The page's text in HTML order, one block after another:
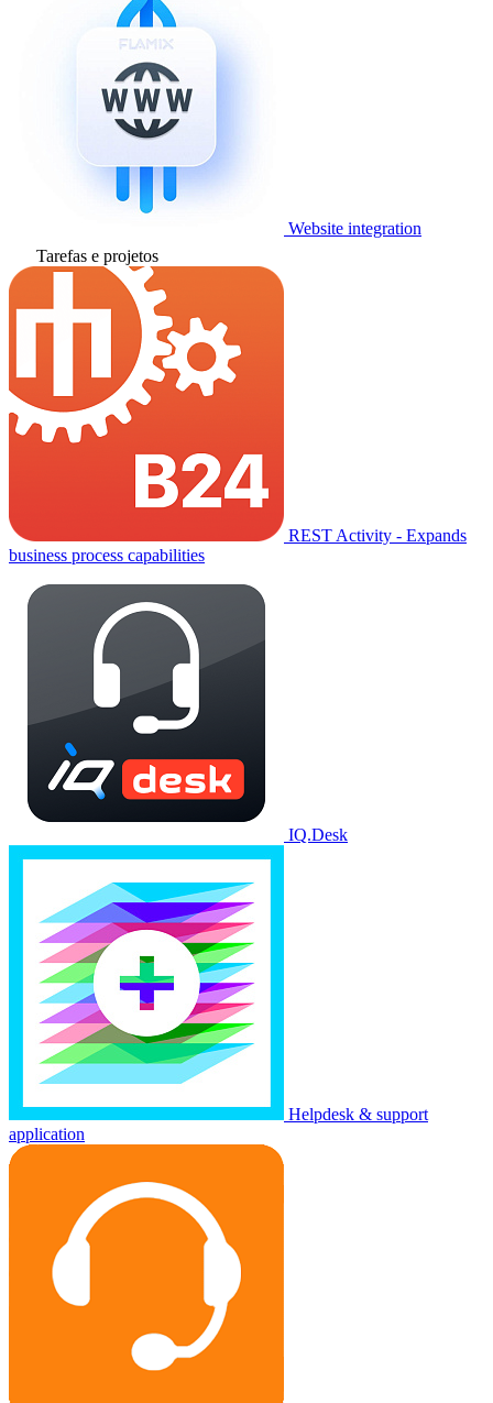
Website integration
Tarefas e projetos
REST Activity - Expands
business process capabilities
IQ.Desk
Helpdesk & support
application